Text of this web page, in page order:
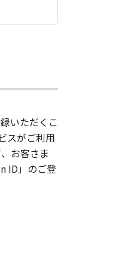
いただくこ
スがご利用
お客さま
ID」のご登